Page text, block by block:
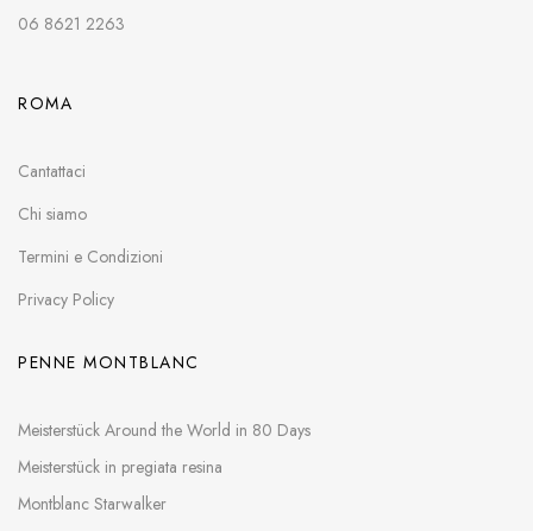
06 8621 2263
ROMA
Cantattaci
Chi siamo
Termini e Condizioni
Privacy Policy
PENNE MONTBLANC
Meisterstück Around the World in 80 Days
Meisterstück in pregiata resina
Montblanc Starwalker